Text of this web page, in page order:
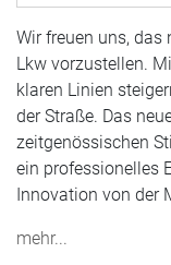
Wir freuen uns, das
Lkw vorzustellen.
klaren Linien
der Straße. Das
zeitgenössischen
ein professionelles
Innovation von der
mehr...